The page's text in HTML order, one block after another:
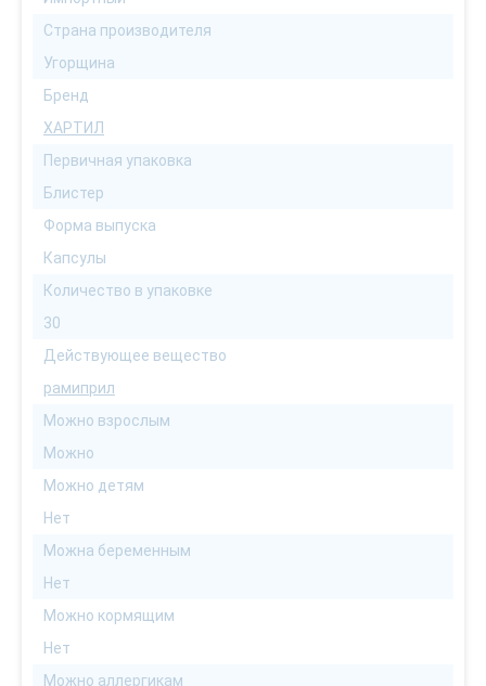
Страна производителя
Угорщина
Бренд
ХАРТИЛ
Первичная упаковка
Блистер
Форма выпуска
Капсулы
Количество в упаковке
30
Действующее вещество
рамиприл
Можно взрослым
Можно
Можно детям
Нет
Можна беременным
Нет
Можно кормящим
Нет
Можно аллергикам